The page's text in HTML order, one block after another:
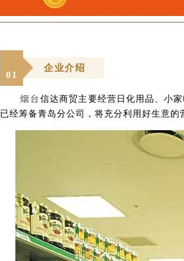
01
企业介绍
烟台信达商贸主要经营日化用品、小
已经筹备青岛分公司，将充分利用好生意